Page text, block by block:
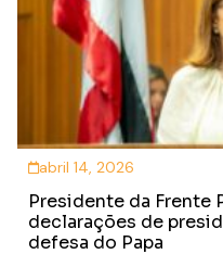
abril 14, 2026
Presidente da Frente
declarações de
defesa do Papa